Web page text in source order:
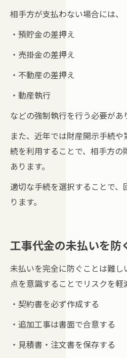
相手方が支払わない場合には、
・預貯金の差押え
・売掛金の差押え
・不動産の差押え
・動産執行
などの強制執行を行う必要があ
また、近年では財産開示手続
続を利用することで、相手方の
あります。
適切な手続を選択することで、
ります。
工事代金の未払いを防
未払いを完全に防ぐことは難
点を意識することでリスクを軽
・契約書を必ず作成する
・追加工事は書面で合意する
・見積書・注文書を保存する